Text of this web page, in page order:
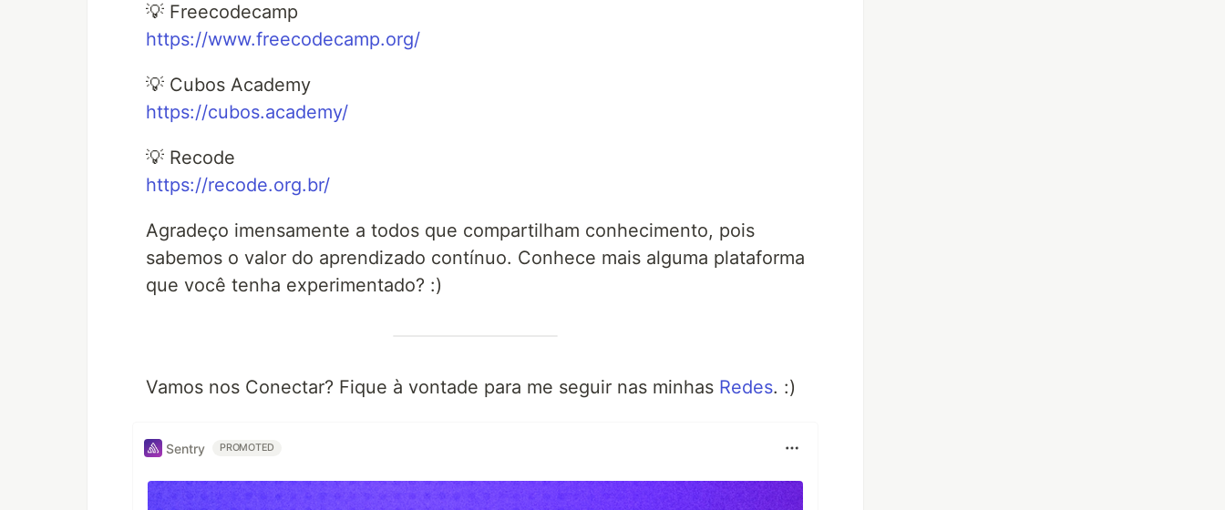
💡 Freecodecamp
https://www.freecodecamp.org/
💡 Cubos Academy
https://cubos.academy/
💡 Recode
https://recode.org.br/
Agradeço imensamente a todos que compartilham conhecimento, pois
sabemos o valor do aprendizado contínuo. Conhece mais alguma plataforma
que você tenha experimentado? :)
Vamos nos Conectar? Fique à vontade para me seguir nas minhas Redes. :)
Sentry PROMOTED